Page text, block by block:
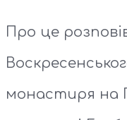
Про це
монастиря на